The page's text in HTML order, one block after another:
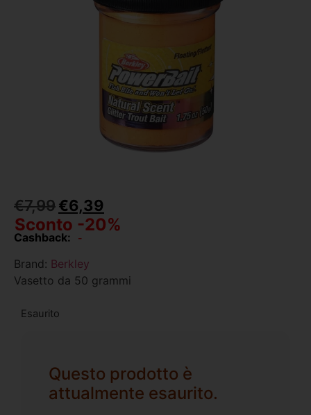
€7,99€6,39
Sconto -20%
Cashback: -
Brand: Berkley
Vasetto da 50 grammi
Esaurito
Questo prodotto è
attualmente esaurito.